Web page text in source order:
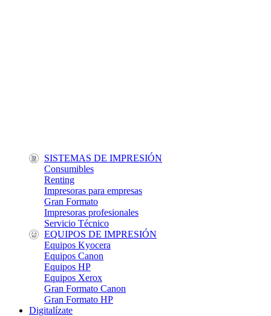
SISTEMAS DE IMPRESIÓN
Consumibles
Renting
Impresoras para empresas
Gran Formato
Impresoras profesionales
Servicio Técnico
EQUIPOS DE IMPRESIÓN
Equipos Kyocera
Equipos Canon
Equipos HP
Equipos Xerox
Gran Formato Canon
Gran Formato HP
Digitalízate